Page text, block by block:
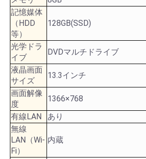
記憶媒体
（HDD
等）
128GB(SSD)
光学ドラ
イブ
DVDマルチドライブ
液晶画面
サイズ
13.3インチ
画面解像
度
1366×768
有線LAN
あり
無線
LAN（Wi-
Fi）
内蔵